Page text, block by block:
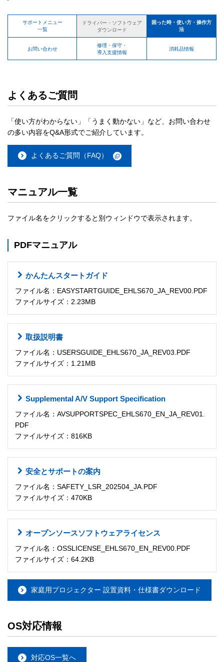
サポートメニュー
一覧
ドライバー・ソフトウェア
ダウンロード
困った時・使い方・操作方
法
お問い合わせ
修理・保守・
導入支援情報
消耗品情報
よくあるご質問
「使い方がわからない」「うまく動かない」など、お問い合わせ
の多い内容をQ&A形式でご紹介しています。
よくあるご質問（FAQ）
マニュアル一覧
ファイル名をクリックすると別ウィンドウで表示されます。
PDFマニュアル
かんたんスタートガイド
ファイル名：EASYSTARTGUIDE_EHLS670_JA_REV00.PDF
ファイルサイズ：2.23MB
取扱説明書
ファイル名：USERSGUIDE_EHLS670_JA_REV03.PDF
ファイルサイズ：1.21MB
Supplemental A/V Support Specification
ファイル名：AVSUPPORTSPEC_EHLS670_EN_JA_REV01.
PDF
ファイルサイズ：816KB
安全とサポートの案内
ファイル名：SAFETY_LSR_202504_JA.PDF
ファイルサイズ：470KB
オープンソースソフトウェアライセンス
ファイル名：OSSLICENSE_EHLS670_EN_REV00.PDF
ファイルサイズ：64.2KB
家庭用プロジェクター 設置資料・仕様書ダウンロード
OS対応情報
対応OS一覧へ